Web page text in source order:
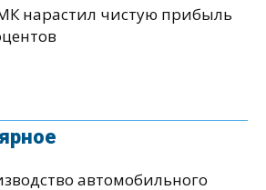
нарастил чистую прибыль
автомобильного